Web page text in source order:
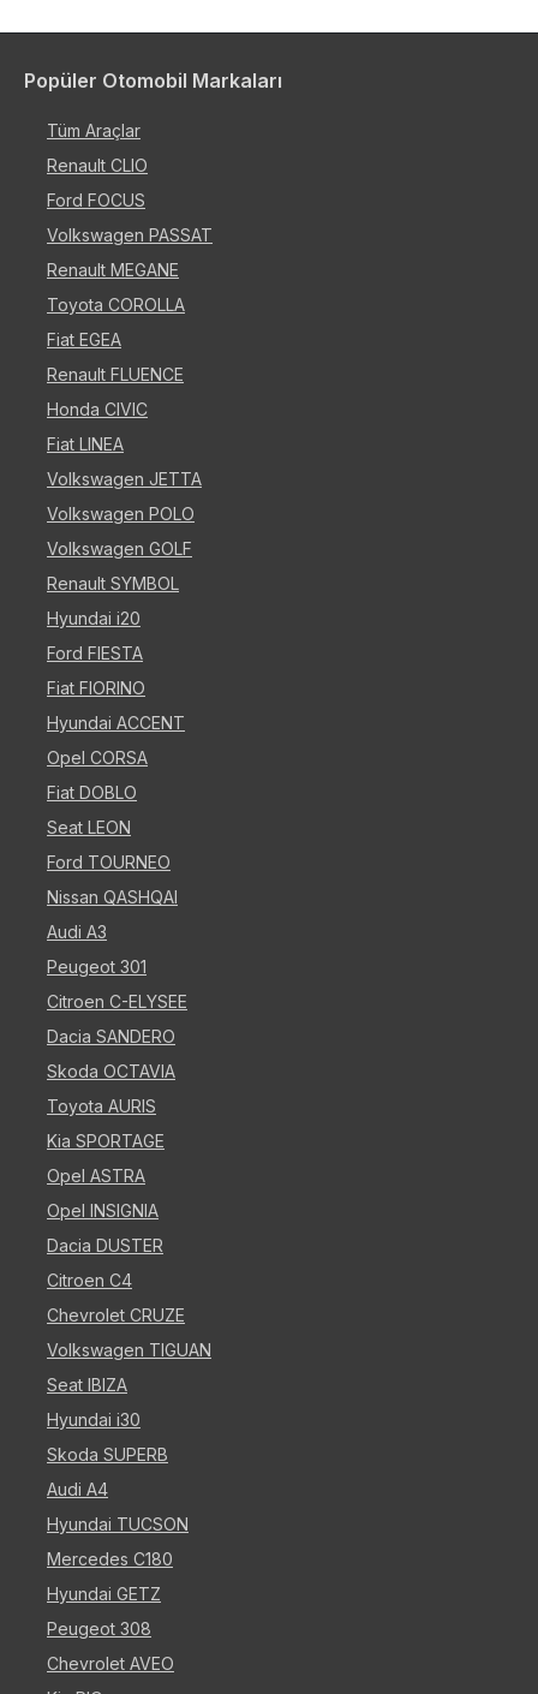
Popüler Otomobil Markaları
Tüm Araçlar
Renault CLIO
Ford FOCUS
Volkswagen PASSAT
Renault MEGANE
Toyota COROLLA
Fiat EGEA
Renault FLUENCE
Honda CIVIC
Fiat LINEA
Volkswagen JETTA
Volkswagen POLO
Volkswagen GOLF
Renault SYMBOL
Hyundai i20
Ford FIESTA
Fiat FIORINO
Hyundai ACCENT
Opel CORSA
Fiat DOBLO
Seat LEON
Ford TOURNEO
Nissan QASHQAI
Audi A3
Peugeot 301
Citroen C-ELYSEE
Dacia SANDERO
Skoda OCTAVIA
Toyota AURIS
Kia SPORTAGE
Opel ASTRA
Opel INSIGNIA
Dacia DUSTER
Citroen C4
Chevrolet CRUZE
Volkswagen TIGUAN
Seat IBIZA
Hyundai i30
Skoda SUPERB
Audi A4
Hyundai TUCSON
Mercedes C180
Hyundai GETZ
Peugeot 308
Chevrolet AVEO